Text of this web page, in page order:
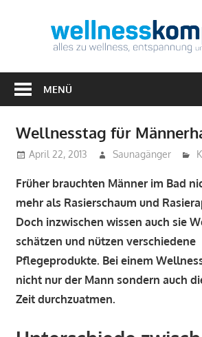
zu
&
Massagen
MENÜ
Wellnesstag für
April 22, 2013 Saunagänger
Früher brauchten Männer im Bad
mehr als Rasierschaum und
Doch inzwischen wissen auch sie
schätzen und nützen verschiedene
Pflegeprodukte. Bei einem
nicht nur der Mann sondern auch
Zeit durchzuatmen.